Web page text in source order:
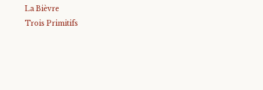
La Bièvre
Trois Primitifs